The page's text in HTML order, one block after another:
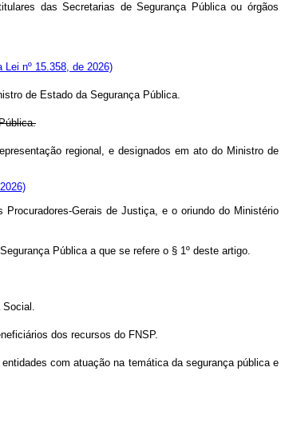
das Secretarias de Segurança Pública ou órgãos
Lei nº 15.358, de 2026)
de Estado da Segurança Pública.
regional, e designados em ato do Ministro de
Gerais de Justiça, e o oriundo do Ministério
Pública a que se refere o § 1º deste artigo.
Social.
dos recursos do FNSP.
com atuação na temática da segurança pública e